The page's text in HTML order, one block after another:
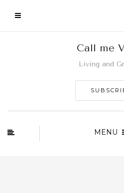
Call me
Living and
MENU